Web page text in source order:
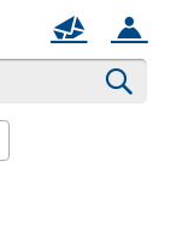
ACCOUNT
MAIL